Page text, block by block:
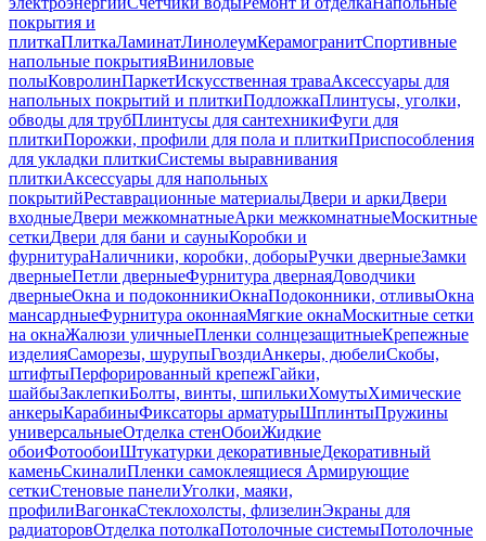
покрытия и
плиткаПлиткаЛаминатЛинолеумКерамогранитСпортивные
напольные покрытияВиниловые
полыКовролинПаркетИскусственная траваАксессуары для
напольных покрытий и плиткиПодложкаПлинтусы, уголки,
обводы для трубПлинтусы для сантехникиФуги для
плиткиПорожки, профили для пола и плиткиПриспособления
для укладки плиткиСистемы выравнивания
плиткиАксессуары для напольных
покрытийРеставрационные материалыДвери и аркиДвери
входныеДвери межкомнатныеАрки межкомнатныеМоскитные
сеткиДвери для бани и сауныКоробки и
фурнитураНаличники, коробки, доборыРучки дверныеЗамки
дверныеПетли дверныеФурнитура двернаяДоводчики
дверныеОкна и подоконникиОкнаПодоконники, отливыОкна
мансардныеФурнитура оконнаяМягкие окнаМоскитные сетки
на окнаЖалюзи уличныеПленки солнцезащитныеКрепежные
изделияСаморезы, шурупыГвоздиАнкеры, дюбелиСкобы,
штифтыПерфорированный крепежГайки,
шайбыЗаклепкиБолты, винты, шпилькиХомутыХимические
анкерыКарабиныФиксаторы арматурыШплинтыПружины
универсальныеОтделка стенОбоиЖидкие
обоиФотообоиШтукатурки декоративныеДекоративный
каменьСкиналиПленки самоклеящиеся Армирующие
сеткиСтеновые панелиУголки, маяки,
профилиВагонкаСтеклохолсты, флизелинЭкраны для
радиаторовОтделка потолкаПотолочные системыПотолочные